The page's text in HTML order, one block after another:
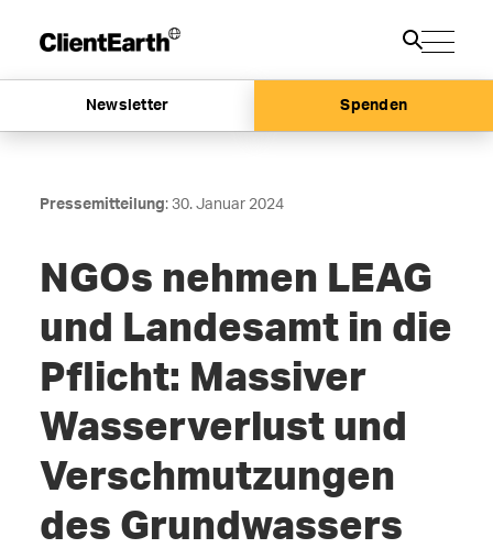
Newsletter Spenden
Pressemitteilung: 30. Januar 2024
NGOs nehmen LEAG
und Landesamt in die
Pflicht: Massiver
Wasserverlust und
Verschmutzungen
des Grundwassers